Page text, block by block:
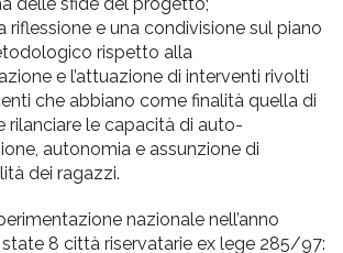
riflessione e una condivisione sul piano
rispetto alla
e l’attuazione di interventi rivolti
che abbiano come finalità quella di
rilanciare le capacità di auto-
autonomia e assunzione di
dei ragazzi.
nazionale nell’anno
8 città riservatarie ex lege 285/97: